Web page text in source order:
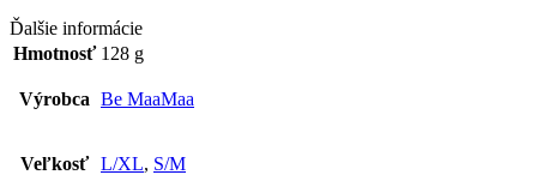
Ďalšie informácie
Hmotnosť 128 g
Výrobca Be MaaMaa
Veľkosť L/XL, S/M